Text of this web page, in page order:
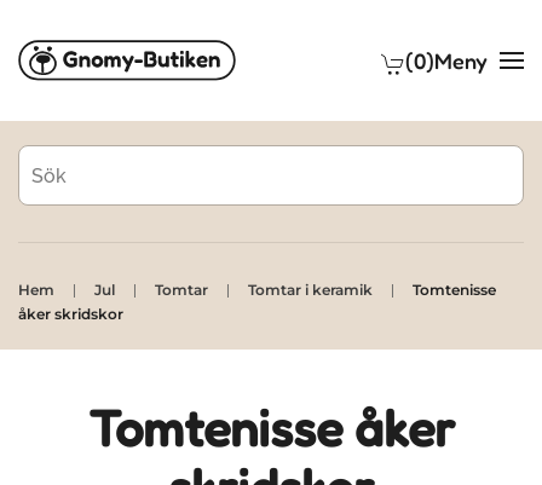
Skip to main content (0)Meny
Hem Jul Tomtar Tomtar i keramik
Tomtenisse
åker skridskor
Tomtenisse åker